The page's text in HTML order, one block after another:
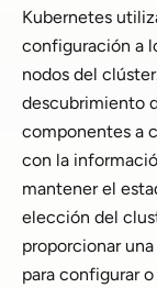
Kubernetes
configuración a
nodos del
descubrimiento
componentes a
con la
mantener el
elección del
proporcionar
para configurar